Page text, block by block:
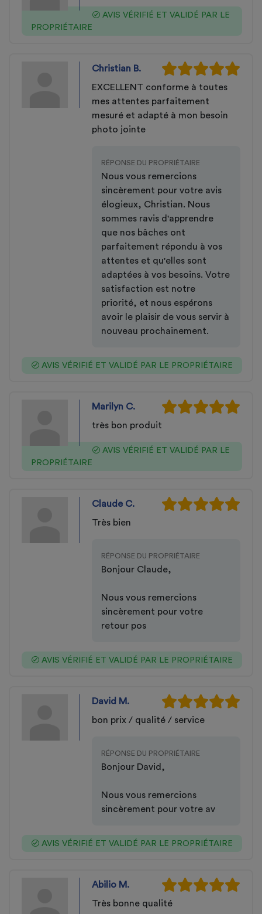
AVIS VÉRIFIÉ ET VALIDÉ PAR LE
PROPRIÉTAIRE
Christian B.
EXCELLENT conforme à toutes
mes attentes parfaitement
mesuré et adapté à mon besoin
photo jointe
RÉPONSE DU PROPRIÉTAIRE
Nous vous remercions
sincèrement pour votre avis
élogieux, Christian. Nous
sommes ravis d'apprendre
que nos bâches ont
parfaitement répondu à vos
attentes et qu'elles sont
adaptées à vos besoins. Votre
satisfaction est notre
priorité, et nous espérons
avoir le plaisir de vous servir à
nouveau prochainement.
AVIS VÉRIFIÉ ET VALIDÉ PAR LE PROPRIÉTAIRE
Marilyn C.
très bon produit
AVIS VÉRIFIÉ ET VALIDÉ PAR LE
PROPRIÉTAIRE
Claude C.
Très bien
RÉPONSE DU PROPRIÉTAIRE
Bonjour Claude,
Nous vous remercions
sincèrement pour votre
retour pos
AVIS VÉRIFIÉ ET VALIDÉ PAR LE PROPRIÉTAIRE
David M.
bon prix / qualité / service
RÉPONSE DU PROPRIÉTAIRE
Bonjour David,
Nous vous remercions
sincèrement pour votre av
AVIS VÉRIFIÉ ET VALIDÉ PAR LE PROPRIÉTAIRE
Abilio M.
Très bonne qualité